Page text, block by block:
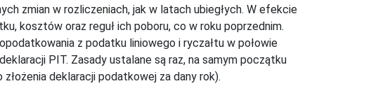
zmian w rozliczeniach, jak w latach ubiegłych. W efekcie
kosztów oraz reguł ich poboru, co w roku poprzednim.
z podatku liniowego i ryczałtu w połowie
PIT. Zasady ustalane są raz, na samym początku
deklaracji podatkowej za dany rok).